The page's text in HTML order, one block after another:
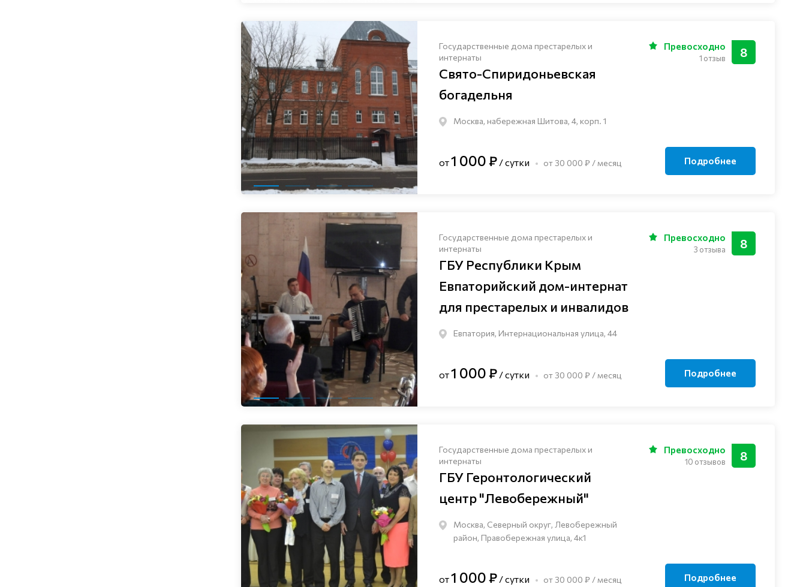
Государственные дома престарелых и
интернаты
Свято-Спиридоньевская
богадельня
Москва, набережная Шитова, 4, корп. 1
8
Превосходно
1 отзыв
от1 000 ₽ / сутки от 30 000 ₽ / месяц Подробнее
Государственные дома престарелых и
интернаты
ГБУ Республики Крым
Евпаторийский дом-интернат
для престарелых и инвалидов
Евпатория, Интернациональная улица, 44
8
Превосходно
3 отзыва
от1 000 ₽ / сутки от 30 000 ₽ / месяц Подробнее
Государственные дома престарелых и
интернаты
ГБУ Геронтологический
центр "Левобережный"
Москва, Северный округ, Левобережный
район, Правобережная улица, 4к1
8
Превосходно
10 отзывов
от1 000 ₽ / сутки от 30 000 ₽ / месяц Подробнее